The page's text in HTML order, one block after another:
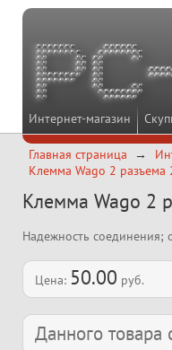
Интернет-магазин
Главная страница
Клемма Wago 2
Клемма Wago 2
Надежность соединения;
Цена: 50.00 руб.
Данного товара